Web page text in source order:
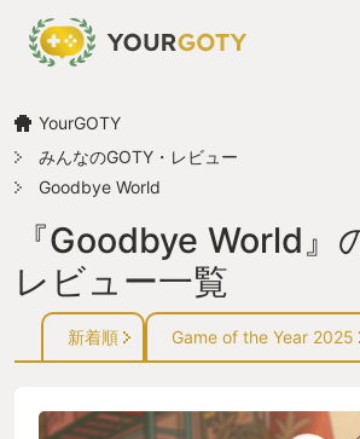
YourGOTY
みんなのGOTY・レビュー
Goodbye World
『Goodbye World』
レビュー一覧
新着順 Game of the Year 2025